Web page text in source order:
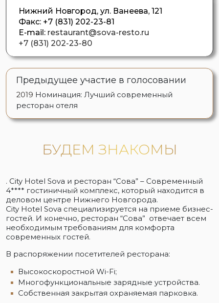
Нижний Новгород, ул. Ванеева, 121
Факс: +7 (831) 202-23-81
E-mail: restaurant@sova-resto.ru
+7 (831) 202-23-80
Предыдущее участие в голосовании
2019 Номинация: Лучший современный
ресторан отеля
БУДЕМ ЗНАКОМЫ
. City Hotel Sova и ресторан “Сова” – Современный
4**** гостиничный комплекс, который находится в
деловом центре Нижнего Новгорода.
City Hotel Sova специализируется на приеме бизнес-
гостей. И конечно, ресторан “Сова” отвечает всем
необходимым требованиям для комфорта
современных гостей.
В распоряжении посетителей ресторана:
Высокоскоростной Wi-Fi;
Многофункциональные зарядные устройства.
Собственная закрытая охраняемая парковка.